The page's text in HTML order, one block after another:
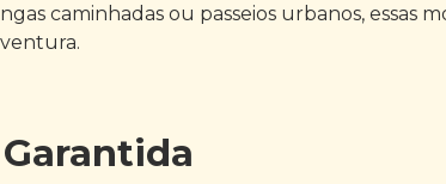
caminhadas ou passeios urbanos, essas